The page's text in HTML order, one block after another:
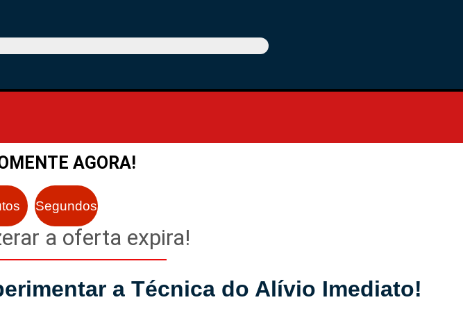
AGORA!
Segundos
a oferta expira!
a Técnica do Alívio Imediato!